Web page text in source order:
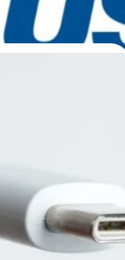
กความร่วมมือ
Texas
ใหม่เวอร์ชัน 2.0 จะ
เท่าจากเดิม 40 Gbps